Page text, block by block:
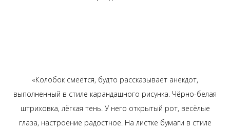
«Колобок смеётся, будто рассказывает анекдот,
выполненный в стиле карандашного рисунка. Чёрно-белая
штриховка, лёгкая тень. У него открытый рот, весёлые
глаза, настроение радостное. На листке бумаги в стиле